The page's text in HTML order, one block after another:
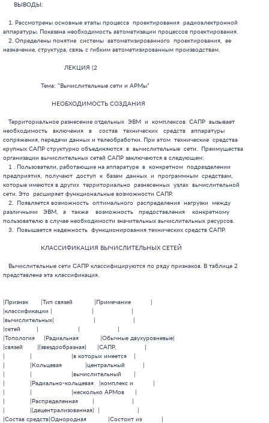
сетей САПР заключаются в следующем:
   1 . Пользователи, работающие на аппаратуре  в  конкретном  подразделении
предприятия,  получают  доступ  к  базам  данных  и  программным  средствам,
которые имеются в других  территориально  разнесенных  узлах  вычислительной
сети. Это  расширяет функциональные возможности САПР.
   2.  Появляется возможность  оптимального  распределения  нагрузки  между
различными   ЭВМ,   а   также    возможность   предоставления    конкретному
пользователю в случае необходимости значительных вычислительных ресурсов.
   3.  Повышается надежность  функционирования технических средств САПР.

                     КЛАССИФИКАЦИЯ ВЫЧИСЛИТЕЛЬНЫХ СЕТЕЙ

   Вычислительные сети САПР классифицируются по ряду признаков. В таблице 2
представлена эта классификация.


|Признак       |Тип связей            |Примечание           |
|классификации |                      |                     |
|вычислительных|                      |                     |
|сетей         |                      |                     |
|Топология     |Радиальная            |Обычные двухуровневые|
|связей        |(звездообразная)      |САПР,                |
|              |                      |в которых имеется    |
|              |Кольцевая             |центральный          |
|              |                      |вычислительный       |
|              |Радиально-кольцевая   |комплекс и           |
|              |                      |несколько АРМов      |
|              |Распределенная        |                     |
|              |(децентрализованная)  |                     |
|Состав средств|Однородная            |Состоит из           |
|              |                      |программно-совместимы|
|передачи      |                      |х ЭВМ                |
|данных        |                      |                     |
|Способ        |С некоммутируемыми    |                     |
|передачи      |каналами              |                     |
|данных        |                      |В сеансах связи      |
|              |С коммутацией каналов |образуются           |
|              |                      |транзит-ные каналы   |
|              |                      |между связываемыми   |
|              |С коммутацией         |узлами сети          |
|              |сообщений             |Поэтапная передача   |
|              |                      |сообщений через      |
|              |                      |центры коммутации    |
|              |С коммутацией пакетов |сообщений            |
|              |                      |Поэтапная передача   |
|              |Со смешанной          |пакетов информации   |
|              |коммутацией           |определенной длины   |
|              |                      |Сочетание коммутации |
|              |                      |каналов сообщений,   |
|              |                      |пакетов              |
|Способ        |Централизованная      |Управление потоками  |
|управления    |                      |данных осуществляется|
|              |                      |центральным узлом    |
|              |Децентрализованная    |связи                |
|              |                      |Управление потоками  |
|              |                      |данных распределено  |
|              |                      |по узлам сети        |
|Удаленность   |Локальная             |Расстояния между     |
|узлов         |                      |узлами ограничены    |
|              |Дистанционная         |заданной величиной L |
|              |                      |Расстояния превышают |
|              |                      |величину L           |


   На рис.3. представлен пример вычислительной сети САПР, в которой  нижний
уровень  образуют  комплексы  DMS-2,  верхний   уровень  -  ЦВК  на   основе
высокопроизводельной ЭВМ типа IBM-370.8  комплексов IDS-3 образуют вместе  с
соответствующим DMS-2 радиальную  сеть, узлы DMS-2  связаны  друг  с  другом
распределенную сеть.
Примеры проектирующих подсистем:



      к IDS-3    к IDS-3



   Рис.3. Пример вычислительной сети САПР

           Устройства телеобработки, сопряжения и передачи данных

   Эти устройства предназначены для организации связи с удаленными рабочими
местами и для межмашинного обмена данными в многоуровневых и  сетевых  САПР.
Различают  системы  связи  (телефонные  и  телеграфные  каналы,  релейные  и
кабельные линии), мультиплексоры передачи данных (МПД), аппаратуру  передачи
данных(АПД), абонентские пункты (АП) и интерфейсы  (И).
   устройства:
      - КЭВМ - коллективная ЭВМ,
      - ПК   - персональный компьютер,
   Мультиплексор передачи  данных  подключается  к  мультиплексному  каналу
ввода-вывода через стандартный интерфейс и управляет передачей  и  частичной
обработкой информации от ЭВМ на абонентские пункты  и  другие ЭВМ.  Возможно
снижение нагрузки  на центральный процессор ЭВМ, если обработка  выполняется
частично  в МПД. В этом случае он ставится процессором телеобработки  данных
(процессором передачи данных).
   Аппаратура   передачи  данных  обеспечивает  сопряжение  мультиплексоров
передачи данных и абонентских пунктов  с каналами связи. Абонентские  пункты
передают ЭВМ и принимают от нее информацию.
   Если абонентские пункты проводят предварительную  обработку получаемых и
передаваемых данных, их называют 'интеллектуальными' абонентскими пунктами.

   Аппаратура передачи данных включает следующие устройства:
      - модемы и устройства преобразования сигналов,
      - вызывные устройства для коммутируемых линий связи,
      - устройства защиты от ошибок.
   Модем (устройство модуляции и демодуляции) преобразует двоичные  сигналы
от мультиплексора или  абонентского пункта  в  модулированные   сигналы   на
несущей частоте для их передачи по линиям связи, а при  приеме  осуществляют
обратное преобразование (демодуляцию).
   Абонентский  пункт  состоит  из  одного  или   нескольких   периферийных
устройств  со  специальным  устройством  управления.  Устройство  управления
обеспечивает  работу  периферийных  устройств,  как  автономную  так  и  под
управлением ЭВМ.  Интерфейсы согласуют работу отдельных  блоков  по  уровням
логических сигналов и  конструкциям  разъемов.  Аппаратура  передачи  данных
бывает:
      - низкоскоростная (со скоростями передачи информации - до 200  бит/сек
(по стандартным телеграфным каналам),
       -  среднескоростная  -   до  4800  бит/сек  (по   каналам   тональной
частоты),
       -  высокоскоростная  -   более   4800   бит/сек  (по   широкополосным
каналам).

                     РАСПРЕДЕЛЕННЫЕ ВЫЧИСЛИТЕЛЬНЫЕ СЕТИ

   Пример распределенной  вычислительной  сети  САПР приведен на рис 4.
Распределенная сеть содержит локальную вычислительную сеть кольцевого  типа,
которая объединяет  разнотипные ЭВМ и  периферийные  -  ГД    -  графический
дисплей,
       - Д    - алфавитно-цифровой дисплей,
      - ГП   - графопостроитель



      Рис.4. Распределенная вычислительная сеть САПР.

      -  МПК - мультиплексор - концентратор,
      -  М   - модем,
      -  Т   - телефонный канал,
      -  ГАП - ЭВМ гибкого автоматизированного производства,
      -  УС  - узел связи

   Несколько входов в сеть объединены  в  мультиплексоре-концентраторе  для
передачи данных по выделенному телефонному каналу. На другой стороне  канала
МПК радиально соединяет ряд разнотипных ЭВМ, в том  числе  и   ЭВМ   гибкого
автоматизированного производства.
   Один из входов локальной вычислительной сети через модем имеет  выход  в
телефонную сеть. При этом  обеспечивается   связь  локальной  вычислительной
сети с любым абонентом, имеющим аналоговый выход. В этом   случае   возможна
координация  процессов проектирования  и  изготовления  через  коммутируемые
каналы связи.



              АВТОМАТИЗИРОВАННЫЕ РАБОЧИЕ МЕСТА ПРОЕКТИРОВЩИКОВ

                                 НАЗНАЧЕНИЕ

   Автоматизированное  рабочее  место   (АРМ)  проектировщика  представляет
собой комплекс технических  средств,   который  обеспечивает  оперативный  и
легкий доступ оператора к ЭВМ  и  помогает  реализации  итерационных  циклов
проектирования при диалоговом режиме работы.
   АРМ позволяет обмениваться с ЭВМ информацией в графической форме.
   Функционально АРМы могут использоваться  в  качестве  основы  автономных
САПР или подсистем функционально-логического,  схемотехнического,  приборно-
технологического, конструкторского проектирования различных САПР РЭА.
   Комплексы АРМ могут быть использованы в качестве:
      - одного из уровней многоуровневых САПР,
      - рабочих мест на уровне ЦВК,
      - технологических комплексов для адаптации конструкторского проекта к
различному технологическому оборудованию,
      - одного из технологических маршрутов,  включая  совместную  работу  с
управляющими ЭВМ  технологического  комплекса в режиме обратной связи,
       -  инструментальных    комплексов   для   разработки   системного   и
прикладного программного обеспечения для подсистем САПР.

   Рассмотрим два режима работы АРМ: автономный и  непосредственной связи с
ЦВК.
   В автономном режиме АРМ используются  для  решения  отдельных  проектных
задач,  не  требующих  высокой    производительности   и   большого   объема
оперативной памяти. Как правило, они связаны с  редактированием  графической
и текстовой информации и ее документированием.
   Примеры проектных задач:
      - проектирование печатных плат и механических узлов с выпуском
комплектов управляющих перфолент и документации;
      - проектирование фотошаблонов микросхем СВЧ  узлов  и  микрополосковых
трактов;
       -  подготовка  управляющих   перфолент   для   станков   с   числовым
программным управлением;
      - проектирование конструктивов.

   В режиме непосредственной  связи с ЦВК технические программные  средства
АРМ  играют роль интерактивно-графического  комплекса  САПР  и  обеспечивают
выполнение  проектных операций. Основное назначение  АРМ  в  этом  случае  -
обеспечение эффективного общения проектировщика со средствами  автоматизации
проектирования.
   Примеры